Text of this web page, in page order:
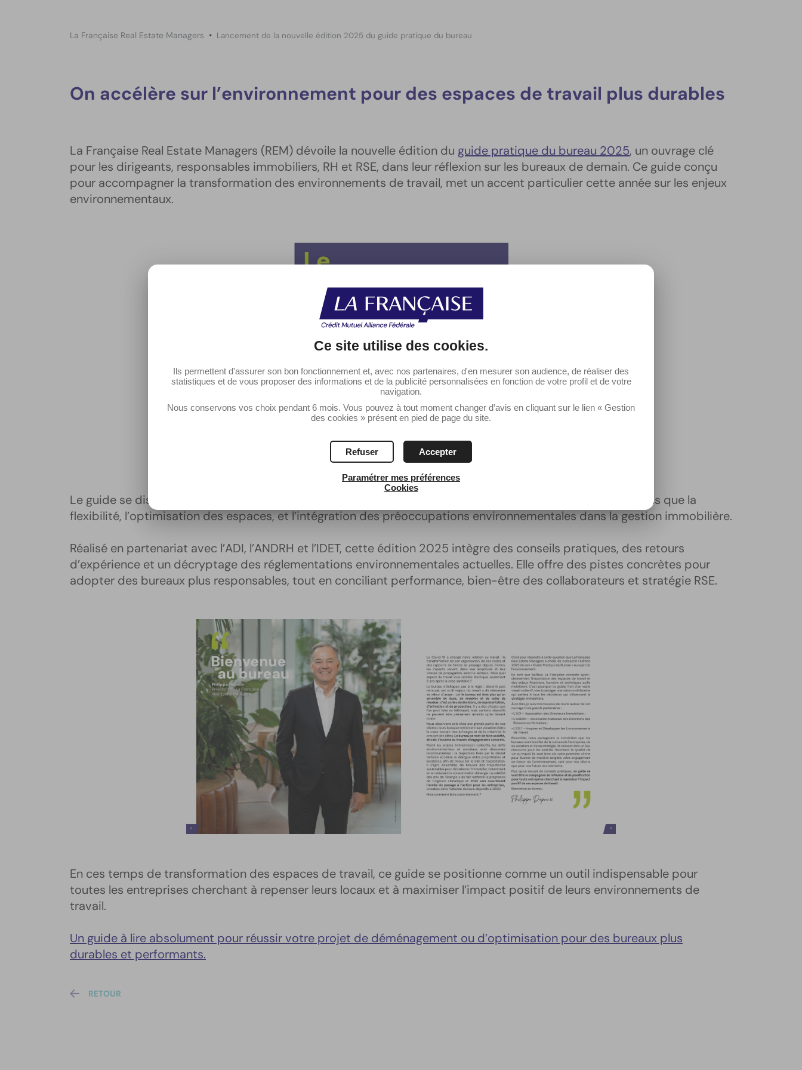
La Française Real Estate Managers Lancement de la nouvelle édition 2025 du guide pratique du bureau
On accélère sur l’environnement pour des espaces de travail plus durables
La Française Real Estate Managers (REM) dévoile la nouvelle édition du guide pratique du bureau 2025, un ouvrage clé
pour les dirigeants, responsables immobiliers, RH et RSE, dans leur réflexion sur les bureaux de demain. Ce guide conçu
pour accompagner la transformation des environnements de travail, met un accent particulier cette année sur les enjeux
environnementaux.
Le guide se distingue par son approche opérationnelle et pragmatique, abordant des thèmes essentiels tels que la
flexibilité, l’optimisation des espaces, et l’intégration des préoccupations environnementales dans la gestion immobilière.
Réalisé en partenariat avec l’ADI, l’ANDRH et l’IDET, cette édition 2025 intègre des conseils pratiques, des retours
d’expérience et un décryptage des réglementations environnementales actuelles. Elle offre des pistes concrètes pour
adopter des bureaux plus responsables, tout en conciliant performance, bien-être des collaborateurs et stratégie RSE.
En ces temps de transformation des espaces de travail, ce guide se positionne comme un outil indispensable pour
toutes les entreprises cherchant à repenser leurs locaux et à maximiser l’impact positif de leurs environnements de
travail.
Un guide à lire absolument pour réussir votre projet de déménagement ou d’optimisation pour des bureaux plus
durables et performants.
RETOUR
Ce site utilise des cookies.
Ils permettent d'assurer son bon fonctionnement et, avec nos partenaires, d'en mesurer son audience, de réaliser des
statistiques et de vous proposer des informations et de la publicité personnalisées en fonction de votre profil et de votre
navigation.
Nous conservons vos choix pendant 6 mois. Vous pouvez à tout moment changer d’avis en cliquant sur le lien « Gestion
des cookies » présent en pied de page du site.
Accepter
Refuser
Paramétrer mes préférences
Cookies